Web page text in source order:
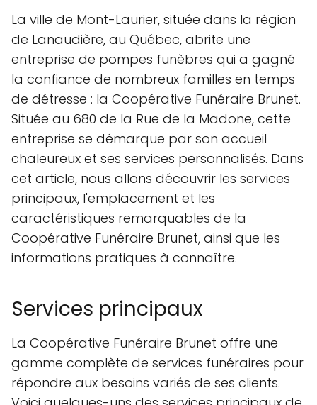
La ville de Mont-Laurier, située dans la région
de Lanaudière, au Québec, abrite une
entreprise de pompes funèbres qui a gagné
la confiance de nombreux familles en temps
de détresse : la Coopérative Funéraire Brunet.
Située au 680 de la Rue de la Madone, cette
entreprise se démarque par son accueil
chaleureux et ses services personnalisés. Dans
cet article, nous allons découvrir les services
principaux, l'emplacement et les
caractéristiques remarquables de la
Coopérative Funéraire Brunet, ainsi que les
informations pratiques à connaître.
Services principaux
La Coopérative Funéraire Brunet offre une
gamme complète de services funéraires pour
répondre aux besoins variés de ses clients.